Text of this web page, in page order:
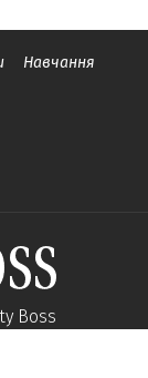
Навчання
Boss